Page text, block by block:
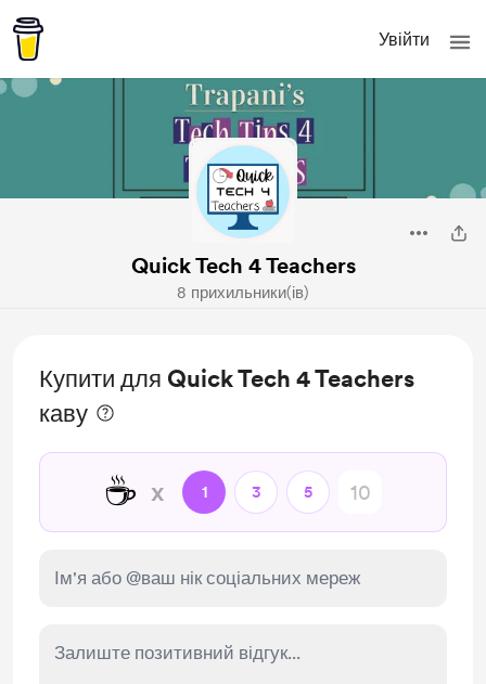
Увійти
Quick Tech 4 Teachers
8 прихильники(ів)
Купити для Quick Tech 4 Teachers
каву
☕ x 1 3 5